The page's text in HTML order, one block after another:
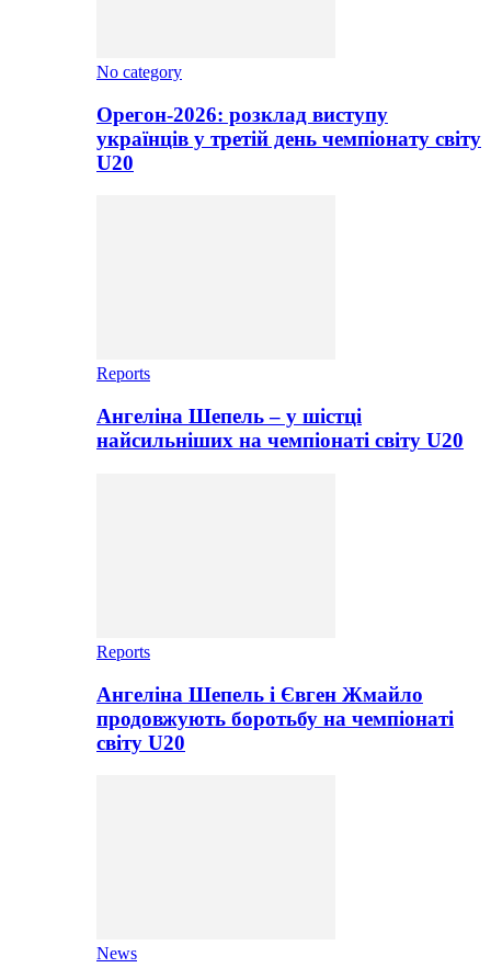
No category
Орегон-2026: розклад виступу
українців у третій день чемпіонату світу
U20
Reports
Ангеліна Шепель – у шістці
найсильніших на чемпіонаті світу U20
Reports
Ангеліна Шепель і Євген Жмайло
продовжують боротьбу на чемпіонаті
світу U20
News